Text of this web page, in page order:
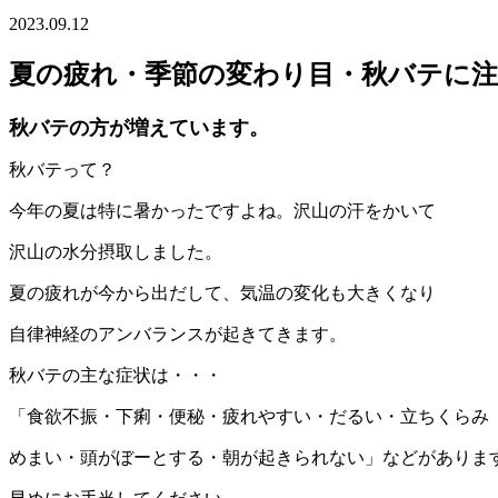
2023.09.12
夏の疲れ・季節の変わり目・秋バテに
秋バテの方が増えています。
秋バテって？
今年の夏は特に暑かったですよね。沢山の汗をかいて
沢山の水分摂取しました。
夏の疲れが今から出だして、気温の変化も大きくなり
自律神経のアンバランスが起きてきます。
秋バテの主な症状は・・・
「食欲不振・下痢・便秘・疲れやすい・だるい・立ちくらみ
めまい・頭がぼーとする・朝が起きられない」などがありま